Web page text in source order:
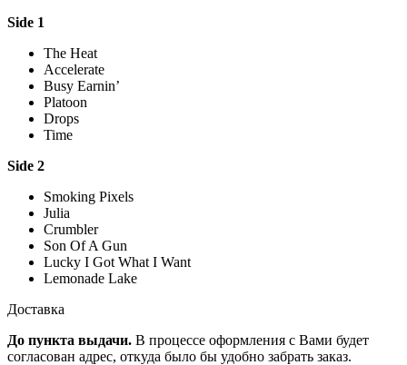
Side 1
The Heat
Accelerate
Busy Earnin’
Platoon
Drops
Time
Side 2
Smoking Pixels
Julia
Crumbler
Son Of A Gun
Lucky I Got What I Want
Lemonade Lake
Доставка
До пункта выдачи. В процессе оформления с Вами будет
согласован адрес, откуда было бы удобно забрать заказ.